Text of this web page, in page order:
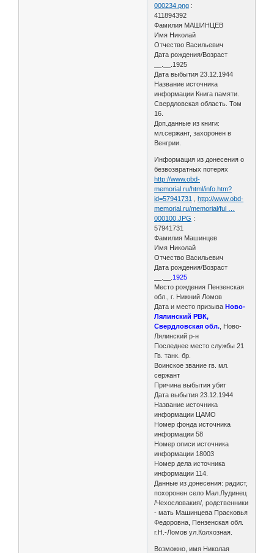
000234.png :
411894392
Фамилия МАШИНЦЕВ
Имя Николай
Отчество Васильевич
Дата рождения/Возраст
__.__.1925
Дата выбытия 23.12.1944
Название источника
информации Книга памяти.
Свердловская область. Том
16.
Доп.данные из книги:
мл.сержант, захоронен в
Венгрии.
Информация из донесения о
безвозвратных потерях
http://www.obd-
memorial.ru/html/info.htm?
id=57941731
,http://www.obd-
memorial.ru/memorial/ful …
000100.JPG :
57941731
Фамилия Машинцев
Имя Николай
Отчество Васильевич
Дата рождения/Возраст
1925
Место рождения Пензенская
обл., г. Нижний Ломов
Дата и место призываНово-
Лялинский РВК,
Свердловская обл. , Ново-
Лялинский р-н
Последнее место службы 21
Гв. танк. бр.
Воинское звание гв. мл.
сержант
Причина выбытия убит
Дата выбытия 23.12.1944
Название источника
информации ЦАМО
Номер фонда источника
информации 58
Номер описи источника
информации 18003
Номер дела источника
информации 114.
Данные из донесения: радист,
похоронен село Мал.Лудинец
/Чехословакия/, родственники
- мать Машинцева Прасковья
Федоровна, Пензенская обл.
г.Н.-Ломов ул.Колхозная.
Возможно, имя Николая